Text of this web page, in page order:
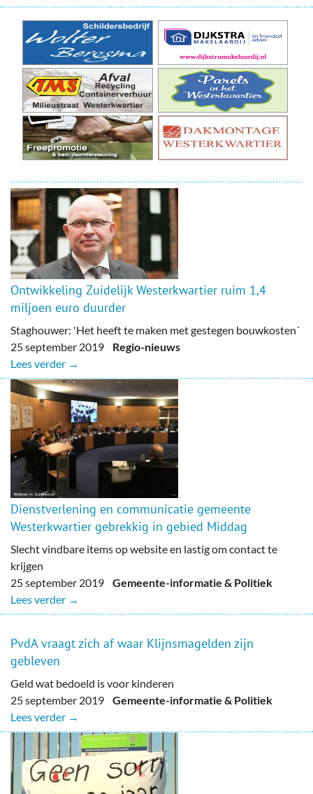
Ontwikkeling Zuidelijk Westerkwartier ruim 1,4
miljoen euro duurder
Staghouwer: 'Het heeft te maken met gestegen bouwkosten´
25 september 2019 Regio-nieuws
Lees verder →
Dienstverlening en communicatie gemeente
Westerkwartier gebrekkig in gebied Middag
Slecht vindbare items op website en lastig om contact te
krijgen
25 september 2019 Gemeente-informatie & Politiek
Lees verder →
PvdA vraagt zich af waar Klijnsmagelden zijn
gebleven
Geld wat bedoeld is voor kinderen
25 september 2019 Gemeente-informatie & Politiek
Lees verder →